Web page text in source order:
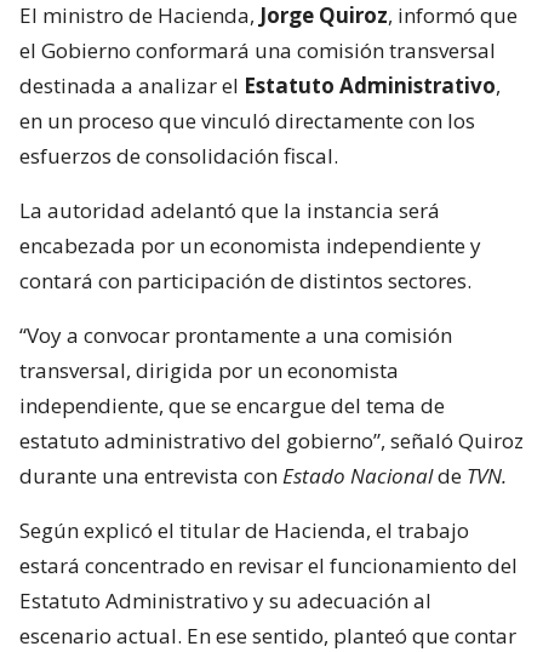
El ministro de Hacienda, Jorge Quiroz, informó que
el Gobierno conformará una comisión transversal
destinada a analizar el Estatuto Administrativo,
en un proceso que vinculó directamente con los
esfuerzos de consolidación fiscal.
La autoridad adelantó que la instancia será
encabezada por un economista independiente y
contará con participación de distintos sectores.
“Voy a convocar prontamente a una comisión
transversal, dirigida por un economista
independiente, que se encargue del tema de
estatuto administrativo del gobierno”, señaló Quiroz
durante una entrevista conEstado Nacionalde TVN.
Según explicó el titular de Hacienda, el trabajo
estará concentrado en revisar el funcionamiento del
Estatuto Administrativo y su adecuación al
escenario actual. En ese sentido, planteó que contar